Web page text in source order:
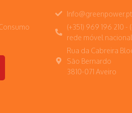
Info@greenpower.pt
(+351) 969 196 210
rede móvel
Rua da Cabreira
São Bernardo
3810-071 Aveiro